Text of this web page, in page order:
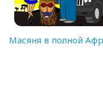
Масяня в полной